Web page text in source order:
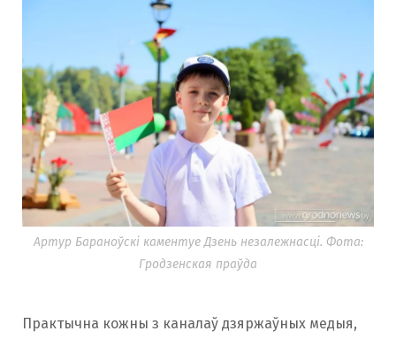
Артур Бараноўскі каментуе Дзень незалежнасці. Фота:
Гродзенская праўда
Практычна кожны з каналаў дзяржаўных медыя,